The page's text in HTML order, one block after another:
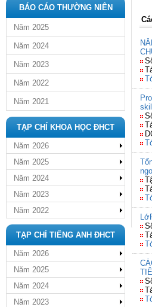
BÁO CÁO THƯỜNG NIÊN
Năm 2025
Năm 2024
Năm 2023
Năm 2022
Năm 2021
TẠP CHÍ KHOA HỌC ĐHCT
Năm 2026
Năm 2025
Năm 2024
Năm 2023
Năm 2022
TẠP CHÍ TIẾNG ANH ĐHCT
Năm 2026
Năm 2025
Năm 2024
Năm 2023